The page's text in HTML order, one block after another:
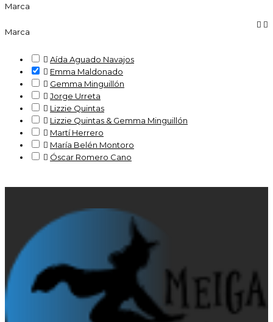
Marca
Marca
 
 Aída Aguado Navajos
 Emma Maldonado
 Gemma Minguillón
 Jorge Urreta
 Lizzie Quintas
 Lizzie Quintas & Gemma Minguillón
 Martí Herrero
 María Belén Montoro
 Óscar Romero Cano